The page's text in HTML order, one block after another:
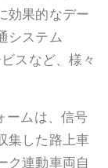
効果的なデー
システム
スなど、様々
ームは、信号
集した路上車
ク連動車両自